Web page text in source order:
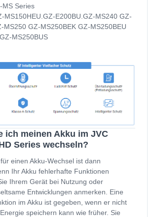
MS Series
MS150HEU.GZ-E200BU.GZ-MS240 GZ-
MS250 GZ-MS250BEK GZ-MS250BEU
MS250BUS
ich meinen Akku im JVC
Series wechseln?
einen Akku-Wechsel ist dann
Ihr Akku fehlerhafte Funktionen
Ihrem Gerät bei Nutzung oder
Entwicklungen anmerken. Eine
im Akku ist gegeben, wenn er nicht
speichern kann wie früher. Sie